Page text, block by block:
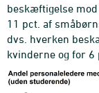
beskæftigelse mod
11 pct. af
dvs. hverken
kvinderne og for 6